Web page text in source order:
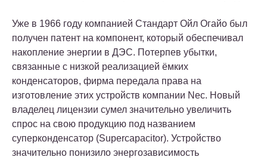
Уже в 1966 году компанией Стандарт Ойл Огайо был
получен патент на компонент, который обеспечивал
накопление энергии в ДЭС. Потерпев убытки,
связанные с низкой реализацией ёмких
конденсаторов, фирма передала права на
изготовление этих устройств компании Nec. Новый
владелец лицензии сумел значительно увеличить
спрос на свою продукцию под названием
суперконденсатор (Supercapacitor). Устройство
значительно понизило энергозависимость